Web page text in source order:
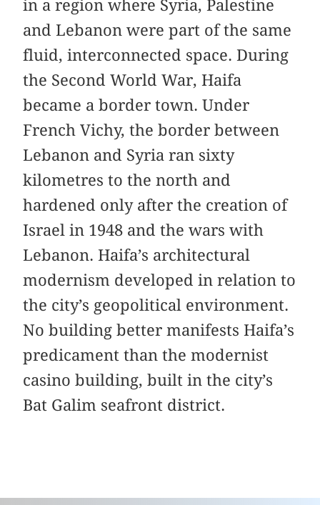
in a region where Syria, Palestine
and Lebanon were part of the same
fluid, interconnected space. During
the Second World War, Haifa
became a border town. Under
French Vichy, the border between
Lebanon and Syria ran sixty
kilometres to the north and
hardened only after the creation of
Israel in 1948 and the wars with
Lebanon. Haifa’s architectural
modernism developed in relation to
the city’s geopolitical environment.
No building better manifests Haifa’s
predicament than the modernist
casino building, built in the city’s
Bat Galim seafront district.